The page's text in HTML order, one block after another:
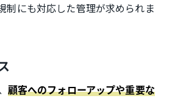
制にも対応した管理が求められま
顧客へのフォローアップや重要な